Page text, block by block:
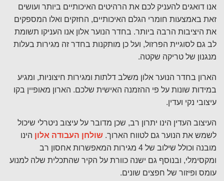
אנו דואגים להעניק לכם את הרהיטים האיכותיים ביותר ועושים
זאת באמצעות חומרי הגלם האיכותיים, החזקים ואלו המספקים
את היציבות הרבה ביותר. בחדר הנוער אלון אנו העניקו תשומת
לב גם לסוגיית הפרזול, ועל כן מותקנות בחדר זה מגירות בעלות
מנגנון של טריקה שקטה.
הארון בחדר הנוער אלון משלב דלתות ומגירות חיצוניות, ומגיע
במידות שונות על פי ההזמנה האישית שלכם. הארון מאופיין בקו
עיצובי נקי ועדין.
העיצוב העדין הינו יתרון רב, שכן מדובר על עיצוב ניטרלי שיכול
לשמש את הנוער גם לטווח הארוך. שולחן העבודה אלון הינו
מובנה וכולל שילוב של 4 מגירות המאפשרות אחסון רב
ומקסימלי, ובנוסף גם ישנה כוורת על הקיר שהתכלית שלה למנוע
עומס ופיזור של חפצים שונים.